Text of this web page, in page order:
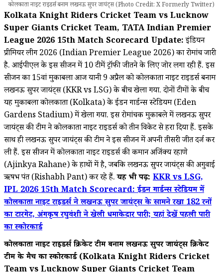
कोलकाता नाइट राइडर्स बनाम लखनऊ सुपर जायंट्स (Photo Credit: X Formerly Twitter)
Kolkata Knight Riders Cricket Team vs Lucknow
Super Giants Cricket Team, TATA Indian Premier
League 2026 15th Match Scorecard Update:इंडियन
प्रीमियर लीग 2026 (Indian Premier League 2026) का रोमांच जारी
है. आईपीएल के इस सीजन में 10 टीमें ट्रॉफी जीतने के लिए जोर लगा रही हैं. इस
सीजन का 15वां मुकाबला आज यानी 9 अप्रैल को कोलकाता नाइट राइडर्स बनाम
लखनऊ सुपर जायंट्स (KKR vs LSG) के बीच खेला गया. दोनों टीमों के बीच
यह मुकाबला कोलकाता (Kolkata) के ईडन गार्डन्स स्टेडियम (Eden
Gardens Stadium) में खेला गया. इस रोमांचक मुकाबले में लखनऊ सुपर
जायंट्स की टीम ने कोलकाता नाइट राइडर्स को तीन विकेट से हरा दिया हैं. इसके
साथ ही लखनऊ सुपर जायंट्स की टीम ने इस सीजन में अपनी तीसरी जीत दर्ज कर
ली हैं. इस सीजन में कोलकाता नाइट राइडर्स की कमान अजिंक्य रहाणे
(Ajinkya Rahane) के हाथों में है, जबकि लखनऊ सुपर जायंट्स की अगुवाई
ऋषभ पंत (Rishabh Pant) कर रहे हैं.यह भी पढ़ें: KKR vs LSG,
IPL 2026 15th Match Scorecard: ईडन गार्डन्स स्टेडियम में
कोलकाता नाइट राइडर्स ने लखनऊ सुपर जायंट्स के सामने रखा 182 रनों
का टारगेट, अंगकृष रघुवंशी ने खेली धमाकेदार पारी; यहां देखें पहली पारी
का स्कोरकार्ड
कोलकाता नाइट राइडर्स क्रिकेट टीम बनाम लखनऊ सुपर जायंट्स क्रिकेट
टीम के मैच का स्कोरकार्ड (Kolkata Knight Riders Cricket